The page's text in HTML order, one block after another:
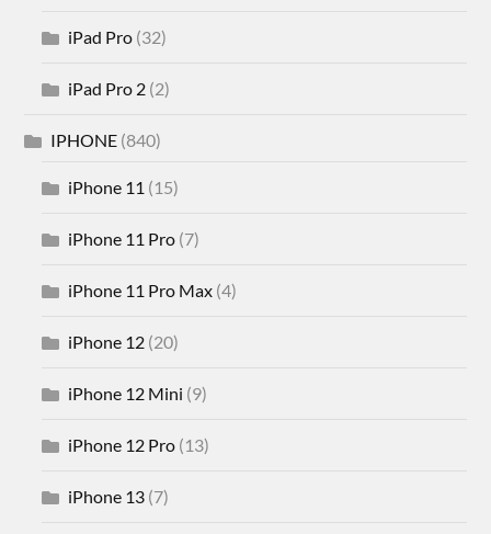
iPad Pro (32)
iPad Pro 2 (2)
IPHONE (840)
iPhone 11 (15)
iPhone 11 Pro (7)
iPhone 11 Pro Max (4)
iPhone 12 (20)
iPhone 12 Mini (9)
iPhone 12 Pro (13)
iPhone 13 (7)